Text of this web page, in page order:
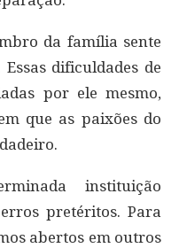
da família sente
dificuldades de
por ele mesmo,
que as paixões do
instituição
pretéritos. Para
abertos em outros